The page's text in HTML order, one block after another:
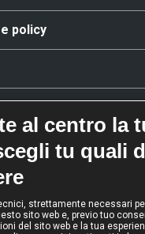
policy
2024
2024
al centro la
tu quali
strettamente necessari
sito web e, previo tuo
del sito web e la tua